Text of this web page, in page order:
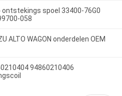
spoel 33400-76G0
058
ALTO WAGON onderdelen OEM
94860210406